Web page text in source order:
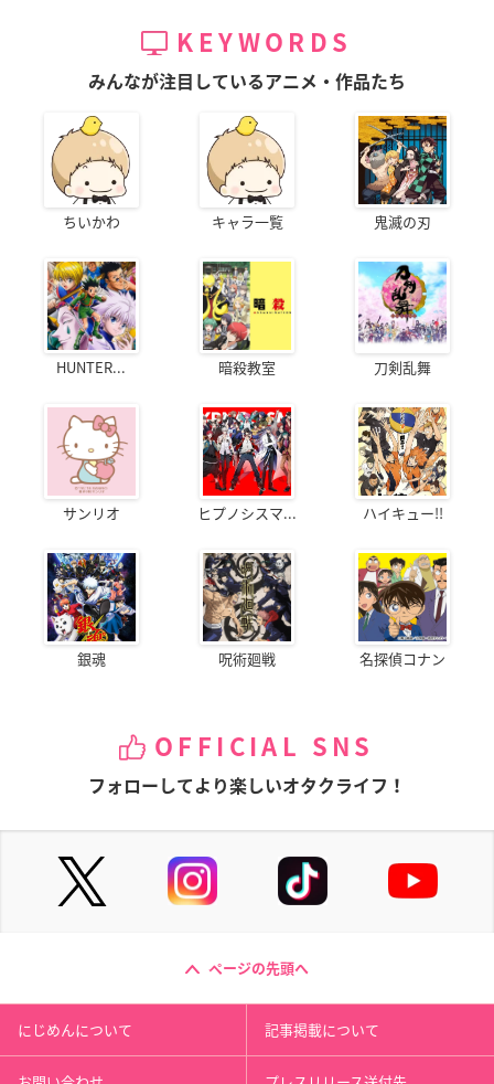
KEYWORDS
みんなが注目しているアニメ・作品たち
ちいかわ キャラ一覧 鬼滅の刃
HUNTER... 暗殺教室 刀剣乱舞
サンリオ ヒプノシスマ... ハイキュー!!
銀魂 呪術廻戦 名探偵コナン
OFFICIAL SNS
フォローしてより楽しいオタクライフ！
ページの先頭へ
にじめんについて 記事掲載について